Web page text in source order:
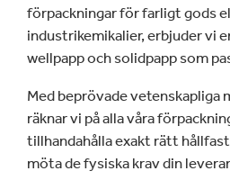
förpackningar för farligt gods
industrikemikalier, erbjuder vi
wellpapp och solidpapp som
Med beprövade vetenskapliga
räknar vi på alla våra
tillhandahålla exakt rätt
möta de fysiska krav din